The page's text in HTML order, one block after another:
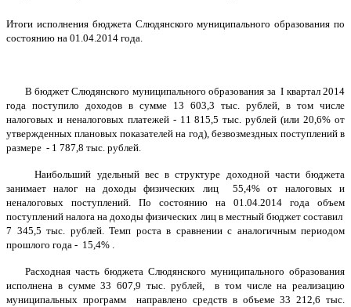
Итоги исполнения бюджета Слюдянского муниципального образования по
состоянию на 01.04.2014 года.
В бюджет Слюдянского муниципального образования заI квартал 2014
года поступило доходов в сумме 13 603,3 тыс. рублей, в том числе
налоговых и неналоговых платежей - 11 815,5 тыс. рублей (или 20,6% от
утвержденных плановых показателей на год), безвозмездных поступлений в
размере - 1 787,8 тыс. рублей.
Наибольший удельный вес в структуре доходной части бюджета
занимает налог на доходы физических лиц 55,4% от налоговых и
неналоговых поступлений. По состоянию на 01.04.2014 года объем
поступлений налога на доходы физических лиц в местный бюджет составил
7 345,5 тыс. рублей. Темп роста в сравнении с аналогичным периодом
прошлого года - 15,4% .
Расходная часть бюджета Слюдянского муниципального образования
исполнена в сумме 33 607,9 тыс. рублей, в том числе на реализацию
муниципальных программ направлено средств в объеме 33 212,6 тыс.